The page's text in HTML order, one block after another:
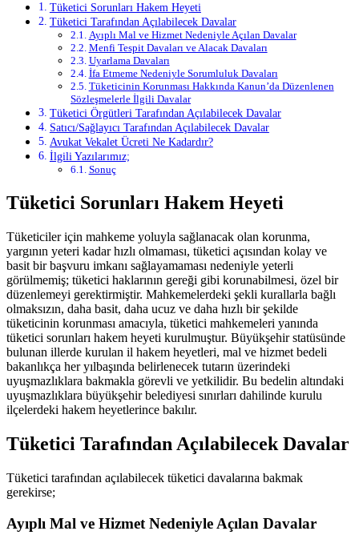
Tüketici Sorunları Hakem Heyeti
Tüketici Tarafından Açılabilecek Davalar
Ayıplı Mal ve Hizmet Nedeniyle Açılan Davalar
Menfi Tespit Davaları ve Alacak Davaları
Uyarlama Davaları
İfa Etmeme Nedeniyle Sorumluluk Davaları
Tüketicinin Korunması Hakkında Kanun’da Düzenlenen
Sözleşmelerle İlgili Davalar
Tüketici Örgütleri Tarafından Açılabilecek Davalar
Satıcı/Sağlayıcı Tarafından Açılabilecek Davalar
Avukat Vekalet Ücreti Ne Kadardır?
İlgili Yazılarımız;
Sonuç
Tüketici Sorunları Hakem Heyeti
Tüketiciler için mahkeme yoluyla sağlanacak olan korunma,
yargının yeteri kadar hızlı olmaması, tüketici açısından kolay ve
basit bir başvuru imkanı sağlayamaması nedeniyle yeterli
görülmemiş; tüketici haklarının gereği gibi korunabilmesi, özel bir
düzenlemeyi gerektirmiştir. Mahkemelerdeki şekli kurallarla bağlı
olmaksızın, daha basit, daha ucuz ve daha hızlı bir şekilde
tüketicinin korunması amacıyla, tüketici mahkemeleri yanında
tüketici sorunları hakem heyeti kurulmuştur. Büyükşehir statüsünde
bulunan illerde kurulan il hakem heyetleri, mal ve hizmet bedeli
bakanlıkça her yılbaşında belirlenecek tutarın üzerindeki
uyuşmazlıklara bakmakla görevli ve yetkilidir. Bu bedelin altındaki
uyuşmazlıklara büyükşehir belediyesi sınırları dahilinde kurulu
ilçelerdeki hakem heyetlerince bakılır.
Tüketici Tarafından Açılabilecek Davalar
Tüketici tarafından açılabilecek tüketici davalarına bakmak
gerekirse;
Ayıplı Mal ve Hizmet Nedeniyle Açılan Davalar